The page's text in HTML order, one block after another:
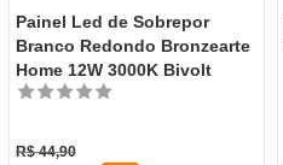
Painel Led de Sobrepor
Branco Redondo Bronzearte
Home 12W 3000K Bivolt
R$ 44,90